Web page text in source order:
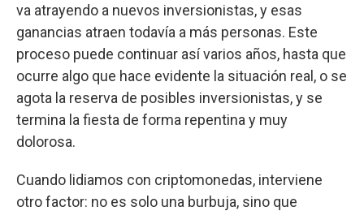
va atrayendo a nuevos inversionistas, y esas
ganancias atraen todavía a más personas. Este
proceso puede continuar así varios años, hasta que
ocurre algo que hace evidente la situación real, o se
agota la reserva de posibles inversionistas, y se
termina la fiesta de forma repentina y muy
dolorosa.
Cuando lidiamos con criptomonedas, interviene
otro factor: no es solo una burbuja, sino que